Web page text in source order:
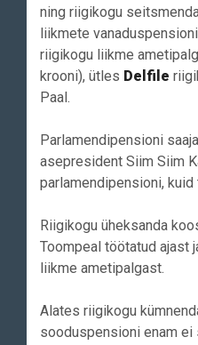
ning riigikogu
liikmete
riigikogu liikme
krooni), ütles Delfile
Paal.
Parlamendipensioni
asepresident Siim Siim
parlamendipensioni, kuid
Riigikogu üheksanda
Toompeal töötatud ajast
liikme ametipalgast.
Alates riigikogu
sooduspensioni enam ei